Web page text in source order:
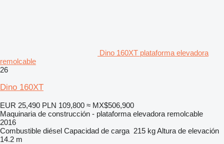
Dino 160XT plataforma elevadora
remolcable
26
Dino 160XT
EUR 25,490 PLN 109,800 ≈ MX$506,900
Maquinaria de construcción - plataforma elevadora remolcable
2016
Combustible diésel Capacidad de carga 215 kgAltura de elevación
14.2 m